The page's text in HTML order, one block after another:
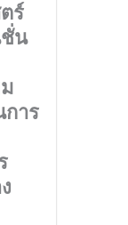
ร์
น
การ